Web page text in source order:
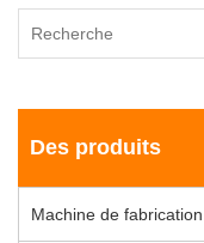
Des produits
Machine de